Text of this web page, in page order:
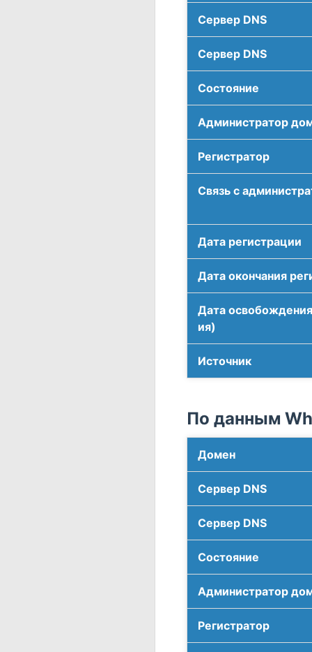
Сервер DNS
Сервер DNS
Соcтояние
Администратор
Регистратор
Связь с
Дата регистрации
Дата окончания
Дата
ия)
Источник
По данным
Домен
Сервер DNS
Сервер DNS
Соcтояние
Администратор
Регистратор